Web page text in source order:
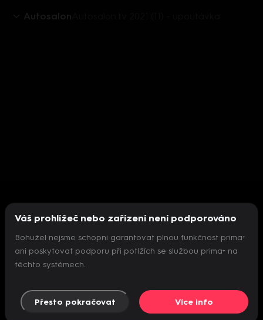
Autosalon
Nepodařilo se inicializovat přehrávač
Váš prohlížeč nebo zařízení není podporováno
Bohužel nejsme schopni garantovat plnou funkčnost prima+
ani poskytovat podporu při potížích se službou prima+ na
těchto systémech.
Přesto pokračovat Více info